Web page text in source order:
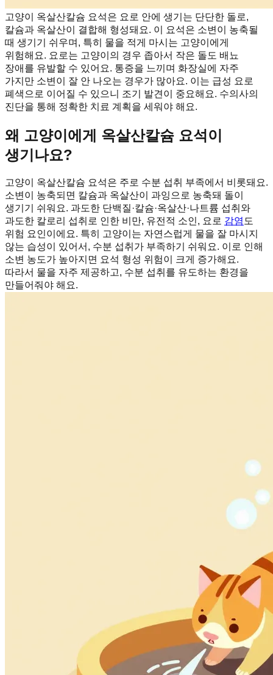
고양이 옥살산칼슘 요석은 요로 안에 생기는 단단한 돌로,
칼슘과 옥살산이 결합해 형성돼요. 이 요석은 소변이 농축될
때 생기기 쉬우며, 특히 물을 적게 마시는 고양이에게
위험해요. 요로는 고양이의 경우 좁아서 작은 돌도 배뇨
장애를 유발할 수 있어요. 통증을 느끼며 화장실에 자주
가지만 소변이 잘 안 나오는 경우가 많아요. 이는 급성 요로
폐색으로 이어질 수 있으니 조기 발견이 중요해요. 수의사의
진단을 통해 정확한 치료 계획을 세워야 해요.
왜 고양이에게 옥살산칼슘 요석이
생기나요?
고양이 옥살산칼슘 요석은 주로 수분 섭취 부족에서 비롯돼요.
소변이 농축되면 칼슘과 옥살산이 과잉으로 농축돼 돌이
생기기 쉬워요. 과도한 단백질·칼슘·옥살산·나트륨 섭취와
과도한 칼로리 섭취로 인한 비만, 유전적 소인, 요로 감염도
위험 요인이에요. 특히 고양이는 자연스럽게 물을 잘 마시지
않는 습성이 있어서, 수분 섭취가 부족하기 쉬워요. 이로 인해
소변 농도가 높아지면 요석 형성 위험이 크게 증가해요.
따라서 물을 자주 제공하고, 수분 섭취를 유도하는 환경을
만들어줘야 해요.